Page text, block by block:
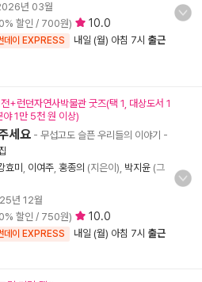
년 03월
할인 / 700원) 10.0
데이 EXPRESS 내일 (월) 아침 7시 출근
+런던자연사박물관 굿즈(택 1, 대상도서 1
야 1만 5천 원 이상)
세요 - 무섭고도 슬픈 우리들의 이야기 -
효미 이여주 홍종의 (지은이), 박지윤 (그
년 12월
할인 / 750원) 10.0
데이 EXPRESS 내일 (월) 아침 7시 출근